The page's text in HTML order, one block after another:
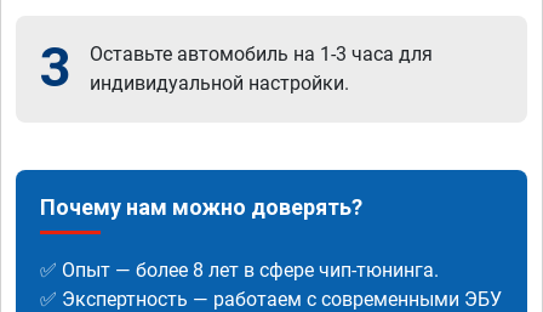
3
Оставьте автомобиль на 1-3 часа для
индивидуальной настройки.
Почему нам можно доверять?
✅ Опыт — более 8 лет в сфере чип-тюнинга.
✅ Экспертность — работаем с современными ЭБУ